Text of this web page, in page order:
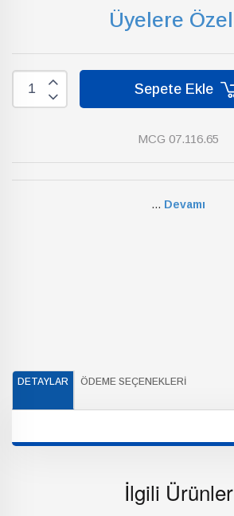
Üyelere Özel
Sepete Ekle
MCG 07.116.65
... Devamı
DETAYLAR ÖDEME SEÇENEKLERI
İlgili Ürünler